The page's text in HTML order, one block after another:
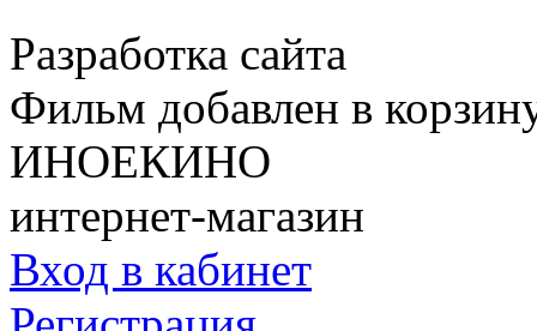
Разработка сайта
Фильм добавлен в
ИНОЕКИНО
интернет-магазин
Вход в кабинет